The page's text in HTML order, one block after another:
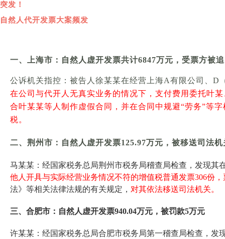
突发！
自然人代开发票大案频发
一、 上海市：自然人虚开发票共计6847万元，受票方被
公诉机关指控：被告人徐某某在经营上海A有限公司、D
在公司与代开人无真实业务的情况下，支付费用委托叶
合叶某某等人制作虚假合同，并在合同中规避“劳务”等
税。
二、 荆州市：自然人虚开发票125.97万元，被移送司法机
马某某：经国家税务总局荆州市税务局稽查局检查，发现其
他人开具与实际经营业务情况不符的增值税普通发票306份，
法》等相关法律法规的有关规定， 对其依法移送司法机关。
三、合肥市：自然人虚开发票940.04万元，被罚款5万元
许某某：经国家税务总局合肥市税务局第一稽查局检查，发